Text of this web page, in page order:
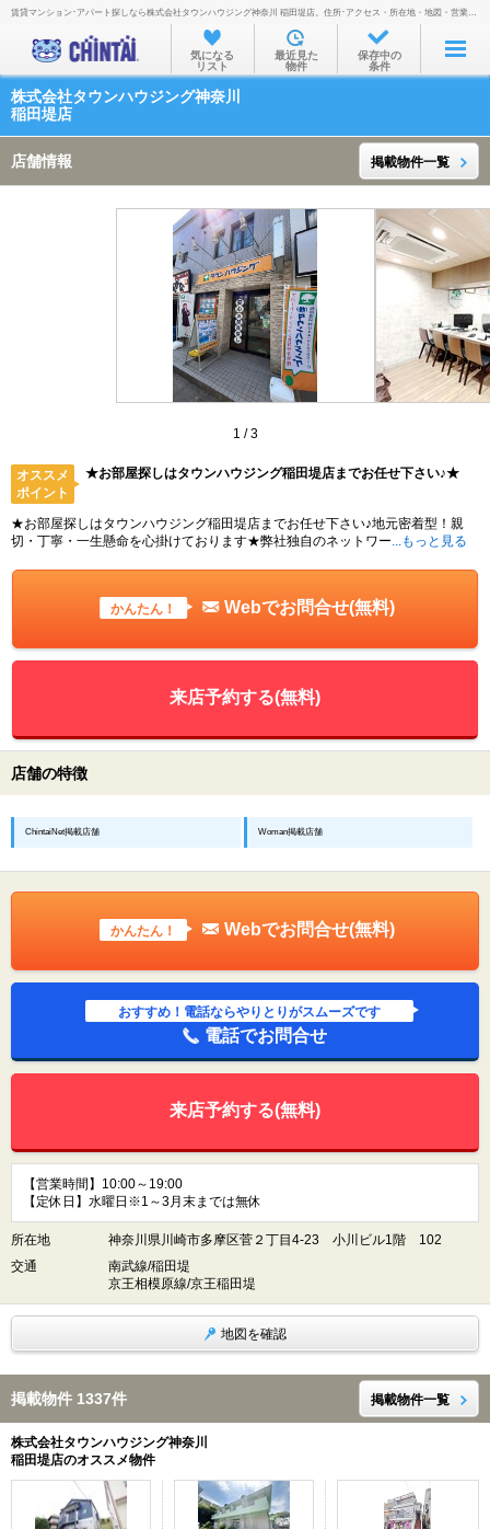
お部屋を探す
沿線・駅から
通勤通学時間から
物件特集から
不動産会社から
TOP
賃貸マンション･アパート探しなら株式会社タウンハウジング神奈川 稲田堤店。住所･アクセス・所在地・地図・営業時間・定休日・電話番号などを掲載。
気になる
リスト
最近見た
物件
保存中の
条件
株式会社タウンハウジング神奈川
稲田堤店
店舗情報 掲載物件一覧
1 /3
オススメ
ポイント
★お部屋探しはタウンハウジング稲田堤店までお任せ下さい♪★
★お部屋探しはタウンハウジング稲田堤店までお任せ下さい♪地元密着型！親
切・丁寧・一生懸命を心掛けております★弊社独自のネットワー ...もっと見る
かんたん！ Webでお問合せ(無料)
来店予約する(無料)
店舗の特徴
ChintaiNet掲載店舗 Woman掲載店舗
かんたん！ Webでお問合せ(無料)
おすすめ！電話ならやりとりがスムーズです
電話でお問合せ
来店予約する(無料)
【営業時間】10:00～19:00
【定休日】水曜日※1～3月末までは無休
所在地
神奈川県川崎市多摩区菅２丁目4-23 小川ビル1階 102
交通
南武線/稲田堤
京王相模原線/京王稲田堤
地図を確認
掲載物件 1337件 掲載物件一覧
株式会社タウンハウジング神奈川
稲田堤店のオススメ物件